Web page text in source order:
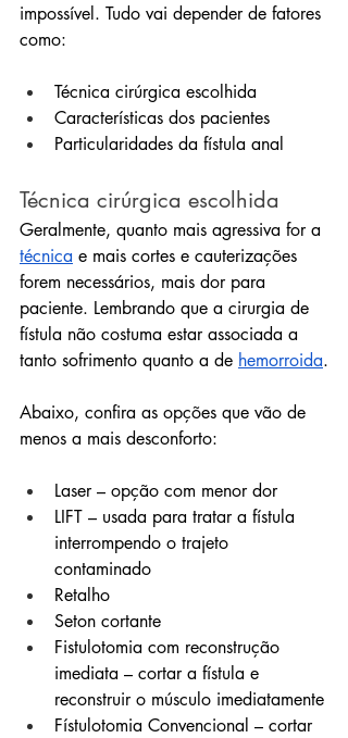
impossível. Tudo vai depender de fatores
como:
Técnica cirúrgica escolhida
Características dos pacientes
Particularidades da fístula anal
Técnica cirúrgica escolhida
Geralmente, quanto mais agressiva for a
técnica e mais cortes e cauterizações
forem necessários, mais dor para
paciente. Lembrando que a cirurgia de
fístula não costuma estar associada a
tanto sofrimento quanto a de hemorroida.
Abaixo, confira as opções que vão de
menos a mais desconforto:
Laser – opção com menor dor
LIFT – usada para tratar a fístula
interrompendo o trajeto
contaminado
Retalho
Seton cortante
Fistulotomia com reconstrução
imediata – cortar a fístula e
reconstruir o músculo imediatamente
Fístulotomia Convencional – cortar